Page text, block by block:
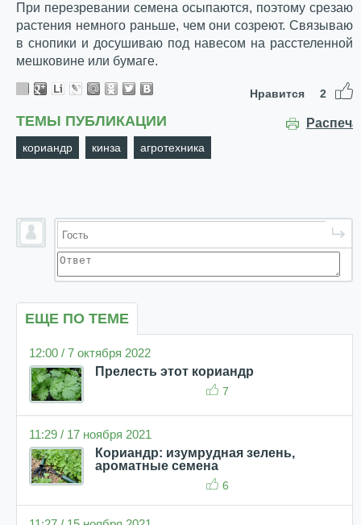
При перезревании семена осыпаются, поэтому срезаю
растения немного раньше, чем они созреют. Связываю
в снопики и досушиваю под навесом на расстеленной
мешковине или бумаге.
Нравится 2
ТЕМЫ ПУБЛИКАЦИИ
кориандр кинза агротехника
ЕЩЕ ПО ТЕМЕ
12:00 / 7 октября 2022
Прелесть этот кориандр
7
11:29 / 17 ноября 2021
Кориандр: изумрудная зелень,
ароматные семена
6